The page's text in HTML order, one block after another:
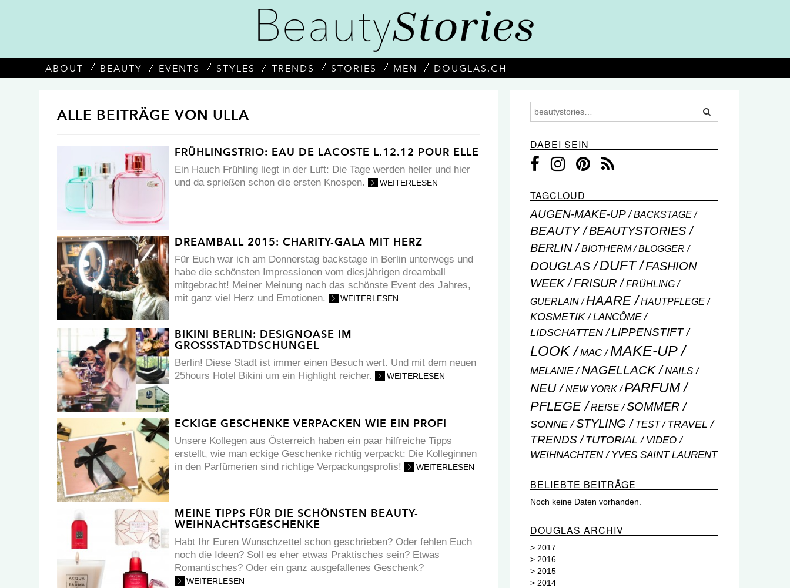
ABOUT BEAUTY EVENTS STYLES TRENDS STORIES MEN DOUGLAS.CH
ALLE BEITRÄGE VON ULLA
FRÜHLINGSTRIO: EAU DE LACOSTE L.12.12 POUR ELLE
Ein Hauch Frühling liegt in der Luft: Die Tage werden heller und hier
und da sprießen schon die ersten Knospen.
WEITERLESEN
DREAMBALL 2015: CHARITY-GALA MIT HERZ
Für Euch war ich am Donnerstag backstage in Berlin unterwegs und
habe die schönsten Impressionen vom diesjährigen dreamball
mitgebracht! Meiner Meinung nach das schönste Event des Jahres,
mit ganz viel Herz und Emotionen.
WEITERLESEN
BIKINI BERLIN: DESIGNOASE IM
GROSSSTADTDSCHUNGEL
Berlin! Diese Stadt ist immer einen Besuch wert. Und mit dem neuen
25hours Hotel Bikini um ein Highlight reicher.
WEITERLESEN
ECKIGE GESCHENKE VERPACKEN WIE EIN PROFI
Unsere Kollegen aus Österreich haben ein paar hilfreiche Tipps
erstellt, wie man eckige Geschenke richtig verpackt: Die Kolleginnen
in den Parfümerien sind richtige Verpackungsprofis!
WEITERLESEN
MEINE TIPPS FÜR DIE SCHÖNSTEN BEAUTY-
WEIHNACHTSGESCHENKE
Habt Ihr Euren Wunschzettel schon geschrieben? Oder fehlen Euch
noch die Ideen? Soll es eher etwas Praktisches sein? Etwas
Romantisches? Oder ein ganz ausgefallenes Geschenk?
WEITERLESEN
DABEI SEIN
TAGCLOUD
AUGEN-MAKE-UP BACKSTAGE
BEAUTY
BEAUTYSTORIES
BERLIN
BIOTHERM BLOGGER
DOUGLAS DUFT
FASHION
WEEK
FRISUR FRÜHLING
GUERLAIN HAARE HAUTPFLEGE
KOSMETIK
LANCÔME
LIDSCHATTEN
LIPPENSTIFT
LOOK MAC MAKE-UP
MELANIE NAGELLACK NAILS
NEU NEW YORK PARFUM
PFLEGE REISE SOMMER
SONNE STYLING TEST TRAVEL
TRENDS TUTORIAL VIDEO
WEIHNACHTEN YVES SAINT LAURENT
BELIEBTE BEITRÄGE
Noch keine Daten vorhanden.
DOUGLAS ARCHIV
> 2017
> 2016
> 2015
> 2014